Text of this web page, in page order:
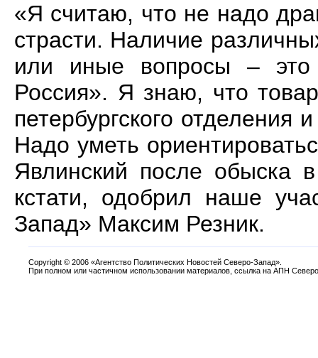
«Я считаю, что не надо
страсти. Наличие
или иные вопросы –
Россия». Я знаю, что
петербургского
Надо уметь
Явлинский после
кстати, одобрил наше
Запад» Максим Резник.
Copyright © 2006 «Агентство Политических Новостей Северо-Запад».
При полном или частичном использовании материалов, ссылка на АПН